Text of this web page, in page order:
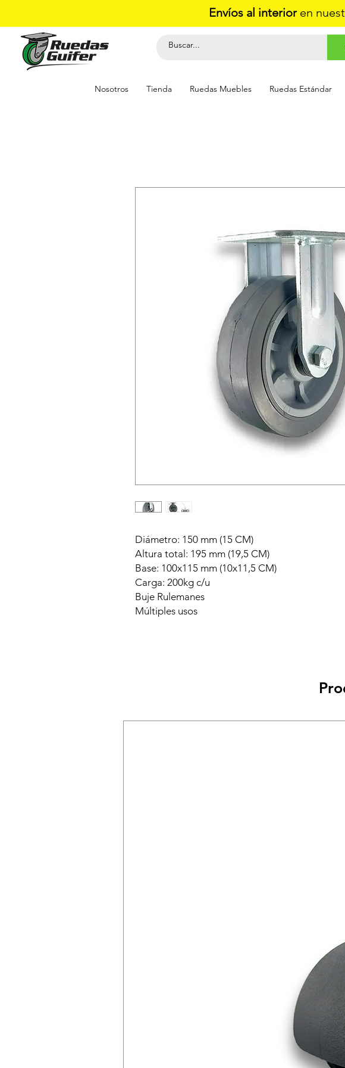
Envíos al interioren
Nosotros Tienda Ruedas Muebles Ruedas Estándar
Diámetro: 150 mm (15 CM)
Altura total: 195 mm (19,5 CM)
Base: 100x115 mm (10x11,5 CM)
Carga: 200kg c/u
Buje Rulemanes
Múltiples usos